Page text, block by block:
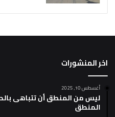
اخر المنشورات
أغسطس 10, 2025
ليس من المنطق أن تتباهى
المنطق